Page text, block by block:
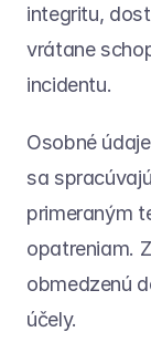
integritu,
vrátane
incidentu.
Osobné
sa
primeraným
opatreniam.
obmedzenú
účely.